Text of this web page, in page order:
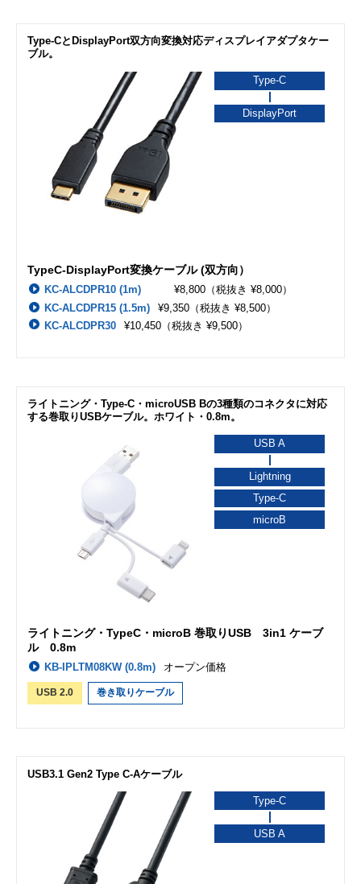
Type-CとDisplayPort双方向変換対応ディスプレイアダプタケー
ブル。
Type-C
DisplayPort
TypeC-DisplayPort変換ケーブル (双方向）
KC-ALCDPR10 (1m) ¥8,800（税抜き ¥8,000）
KC-ALCDPR15 (1.5m)
¥9,350 （税抜き ¥8,500）
KC-ALCDPR30
¥10,450 （税抜き ¥9,500）
ライトニング・Type-C・microUSB Bの3種類のコネクタに対応
する巻取りUSBケーブル。ホワイト・0.8m。
USB A
Lightning
Type-C
microB
ライトニング・TypeC・microB 巻取りUSB 3in1 ケーブ
ル 0.8m
KB-IPLTM08KW (0.8m) オープン価格
USB 2.0 巻き取りケーブル
USB3.1 Gen2 Type C-Aケーブル
Type-C
USB A